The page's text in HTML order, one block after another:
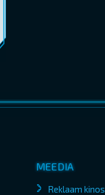
MEEDIA
Reklaam kinos